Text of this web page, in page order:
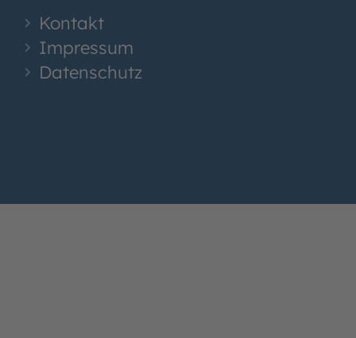
Kontakt
Impressum
Datenschutz